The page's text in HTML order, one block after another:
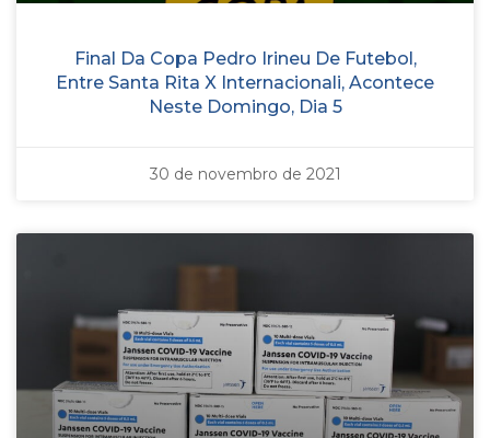
Final Da Copa Pedro Irineu De Futebol,
Entre Santa Rita X Internacionali, Acontece
Neste Domingo, Dia 5
30 de novembro de 2021